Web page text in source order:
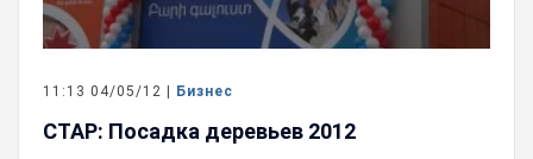
11:13 04/05/12 | Бизнес
СТАР: Посадка деревьев 2012